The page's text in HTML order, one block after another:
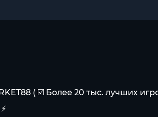
( ☑️ Более 20 тыс. лучших